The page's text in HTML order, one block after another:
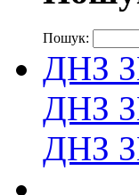
Пошук:
ДНЗ
ДНЗ
ДНЗ